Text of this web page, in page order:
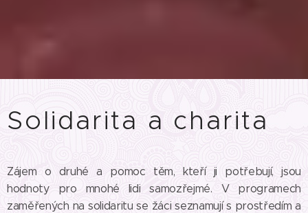
Solidarita a charita
Zájem o druhé a pomoc těm, kteří ji potřebují, jsou
hodnoty pro mnohé lidi samozřejmé. V programech
zaměřených na solidaritu se žáci seznamují s prostředím a